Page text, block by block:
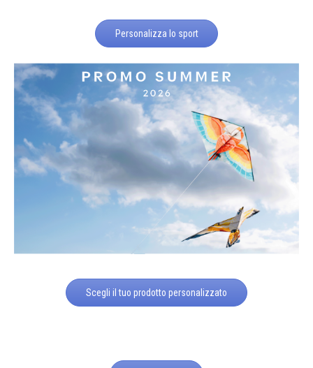
Personalizza lo sport
Scegli il tuo prodotto personalizzato